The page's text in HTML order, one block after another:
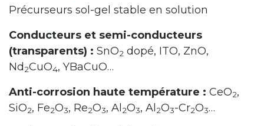
Précurseurs sol-gel stable en solution
Conducteurs et semi-conducteurs
(transparents) : SnO2 dopé, ITO, ZnO,
Nd 2CuO4, YBaCuO…
Anti-corrosion haute température : CeO2,
SiO2, Fe2O3, Re2O3, Al 2O3, Al 2O3-Cr2O3…